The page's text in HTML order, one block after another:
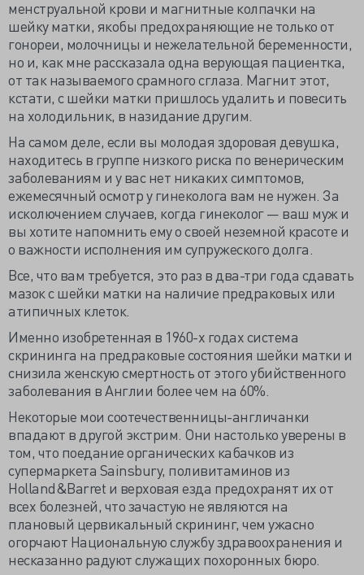
менструальной крови и магнитные колпачки на
шейку матки, якобы предохраняющие не только от
гонореи, молочницы и нежелательной беременности,
но и, как мне рассказала одна верующая пациентка,
от так называемого срамного сглаза. Магнит этот,
кстати, с шейки матки пришлось удалить и повесить
на холодильник, в назидание другим.
На самом деле, если вы молодая здоровая девушка,
находитесь в группе низкого риска по венерическим
заболеваниям и у вас нет никаких симптомов,
ежемесячный осмотр у гинеколога вам не нужен. За
исколючением случаев, когда гинеколог — ваш муж и
вы хотите напомнить ему о своей неземной красоте и
о важности исполнения им супружеского долга.
Все, что вам требуется, это раз в два-три года сдавать
мазок с шейки матки на наличие предраковых или
атипичных клеток.
Именно изобретенная в 1960-х годах система
скрининга на предраковые состояния шейки матки и
снизила женскую смертность от этого убийственного
заболевания в Англии более чем на 60%.
Некоторые мои соотечественницы-англичанки
впадают в другой экстрим. Они настолько уверены в
том, что поедание органических кабачков из
супермаркета Sainsbury, поливитаминов из
Holland&Barret и верховая езда предохранят их от
всех болезней, что зачастую не являются на
плановый цервикальный скрининг, чем ужасно
огорчают Национальную службу здравоохранения и
несказанно радуют служащих похоронных бюро.